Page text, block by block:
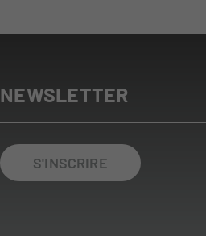
NEWSLETTER
S'INSCRIRE